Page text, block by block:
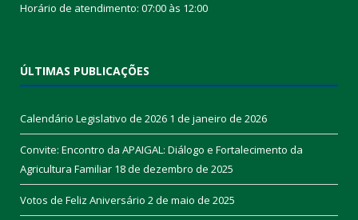
Horário de atendimento: 07:00 às 12:00
ÚLTIMAS PUBLICAÇÕES
Calendário Legislativo de 2026 1 de janeiro de 2026
Convite: Encontro da APAIGAL: Diálogo e Fortalecimento da
Agricultura Familiar 18 de dezembro de 2025
Votos de Feliz Aniversário 2 de maio de 2025